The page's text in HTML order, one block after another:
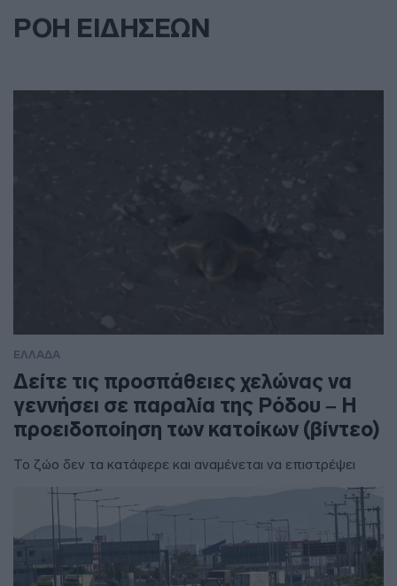
ΡΟΗ ΕΙΔΗΣΕΩΝ
ΕΛΛΑΔΑ
Δείτε τις προσπάθειες χελώνας να
γεννήσει σε παραλία της Ρόδου – Η
προειδοποίηση των κατοίκων (βίντεο)
Το ζώο δεν τα κατάφερε και αναμένεται να επιστρέψει